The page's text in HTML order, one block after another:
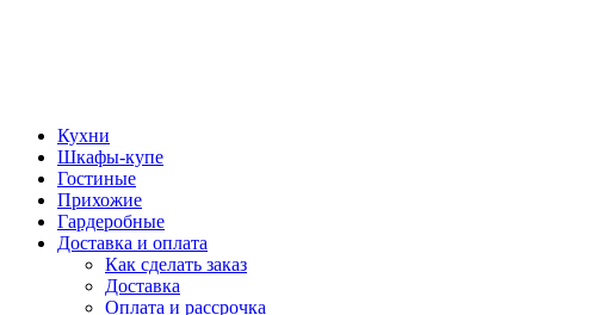
Кухни
Шкафы-купе
Гостиные
Прихожие
Гардеробные
Доставка и оплата
Как сделать заказ
Доставка
Оплата и рассрочка